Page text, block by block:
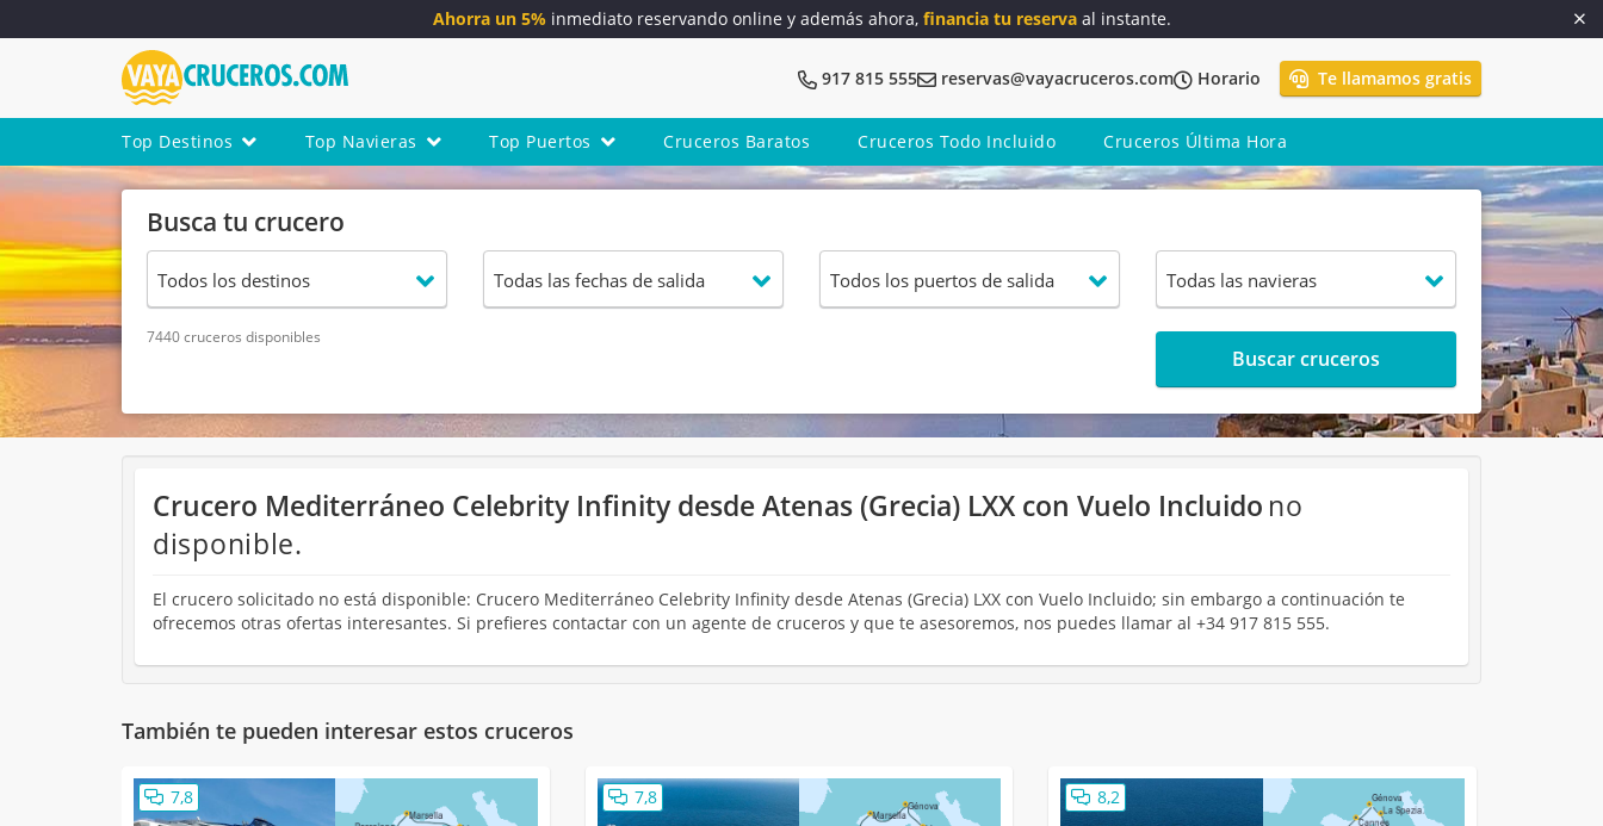
Ahorra un 5% inmediato reservando online y además ahora, financia tu reserva al instante.
917 815 555 reservas@vayacruceros.com Horario Te llamamos gratis
Top Destinos Top Navieras Top Puertos Cruceros Baratos Cruceros Todo Incluido Cruceros Última Hora
Busca tu crucero
7440 cruceros disponibles
Buscar cruceros
Crucero Mediterráneo Celebrity Infinity desde Atenas (Grecia) LXX con Vuelo Incluido no
disponible.
El crucero solicitado no está disponible: Crucero Mediterráneo Celebrity Infinity desde Atenas (Grecia) LXX con Vuelo Incluido; sin embargo a continuación te
ofrecemos otras ofertas interesantes. Si prefieres contactar con un agente de cruceros y que te asesoremos, nos puedes llamar al +34 917 815 555.
También te pueden interesar estos cruceros
7,8 7,8 8,2